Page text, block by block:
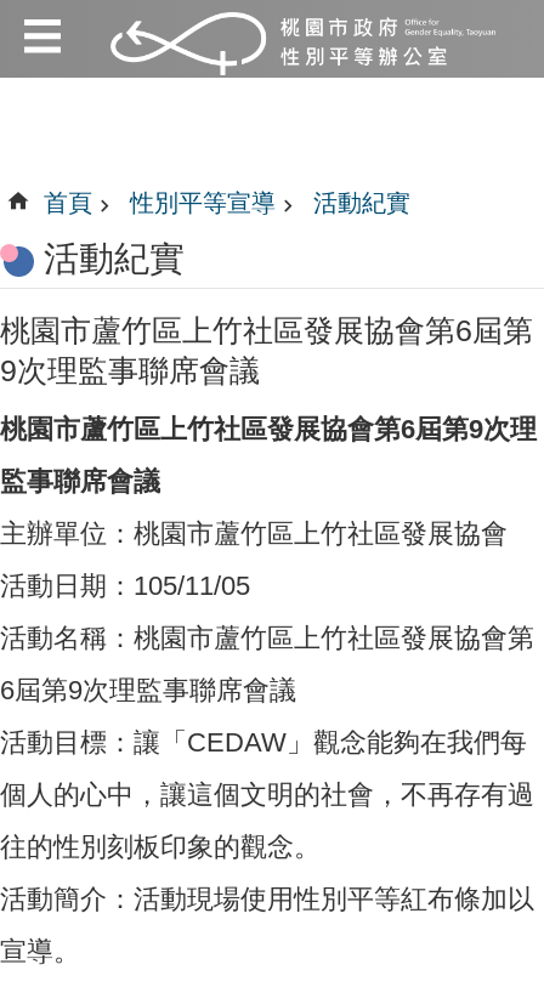
跳到主要內容區塊
:::
:::
首頁 性別平等宣導 活動紀實
活動紀實
桃園市蘆竹區上竹社區發展協會第6屆第
9次理監事聯席會議
桃園市蘆竹區上竹社區發展協會第6屆第9次理
監事聯席會議
主辦單位：桃園市蘆竹區上竹社區發展協會
活動日期：105/11/05
活動名稱：桃園市蘆竹區上竹社區發展協會第
6屆第9次理監事聯席會議
活動目標：讓「CEDAW」觀念能夠在我們每
個人的心中，讓這個文明的社會，不再存有過
往的性別刻板印象的觀念。
活動簡介：活動現場使用性別平等紅布條加以
宣導。